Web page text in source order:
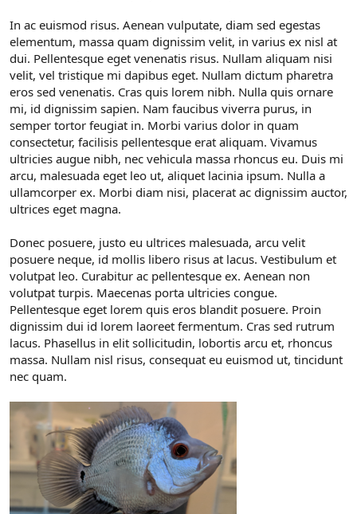
In ac euismod risus. Aenean vulputate, diam sed egestas
elementum, massa quam dignissim velit, in varius ex nisl at
dui. Pellentesque eget venenatis risus. Nullam aliquam nisi
velit, vel tristique mi dapibus eget. Nullam dictum pharetra
eros sed venenatis. Cras quis lorem nibh. Nulla quis ornare
mi, id dignissim sapien. Nam faucibus viverra purus, in
semper tortor feugiat in. Morbi varius dolor in quam
consectetur, facilisis pellentesque erat aliquam. Vivamus
ultricies augue nibh, nec vehicula massa rhoncus eu. Duis mi
arcu, malesuada eget leo ut, aliquet lacinia ipsum. Nulla a
ullamcorper ex. Morbi diam nisi, placerat ac dignissim auctor,
ultrices eget magna.
Donec posuere, justo eu ultrices malesuada, arcu velit
posuere neque, id mollis libero risus at lacus. Vestibulum et
volutpat leo. Curabitur ac pellentesque ex. Aenean non
volutpat turpis. Maecenas porta ultricies congue.
Pellentesque eget lorem quis eros blandit posuere. Proin
dignissim dui id lorem laoreet fermentum. Cras sed rutrum
lacus. Phasellus in elit sollicitudin, lobortis arcu et, rhoncus
massa. Nullam nisl risus, consequat eu euismod ut, tincidunt
nec quam.